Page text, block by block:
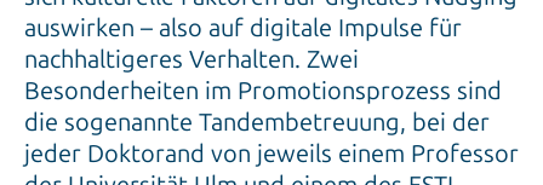
auswirken – also auf digitale Impulse für
nachhaltigeres Verhalten. Zwei
Besonderheiten im Promotionsprozess sind
die sogenannte Tandembetreuung, bei der
jeder Doktorand von jeweils einem Professor